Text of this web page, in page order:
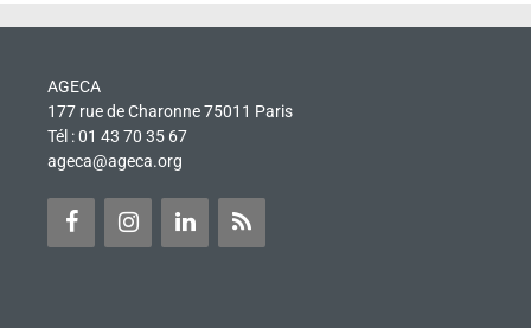
AGECA
177 rue de Charonne 75011 Paris
Tél : 01 43 70 35 67
ageca@ageca.org